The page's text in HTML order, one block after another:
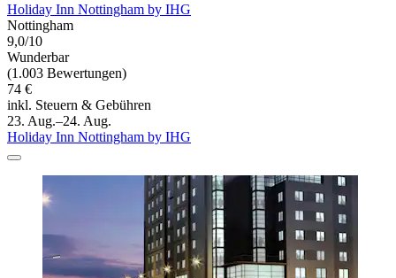
Holiday Inn Nottingham by IHG
Nottingham
9,0/10
Wunderbar
(1.003 Bewertungen)
74 €
inkl. Steuern & Gebühren
23. Aug.–24. Aug.
Holiday Inn Nottingham by IHG